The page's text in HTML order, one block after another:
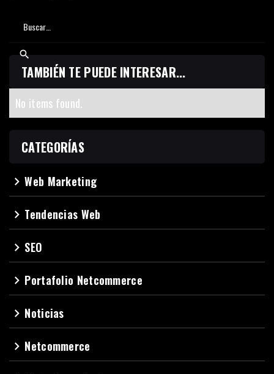
TAMBIÉN TE PUEDE INTERESAR...
No items found.
CATEGORÍAS
navigate_nextWeb Marketing
navigate_next Tendencias Web
navigate_next SEO
navigate_next Portafolio Netcommerce
navigate_next Noticias
navigate_next Netcommerce